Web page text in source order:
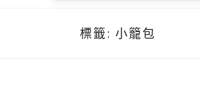
標籤: 小籠包